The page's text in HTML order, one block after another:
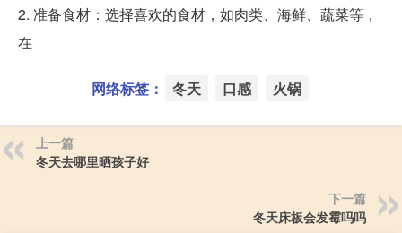
2. 准备食材：选择喜欢的食材，如肉类、海鲜、蔬菜等，
在
网络标签： 冬天 口感 火锅
上一篇
冬天去哪里晒孩子好
下一篇
冬天床板会发霉吗吗